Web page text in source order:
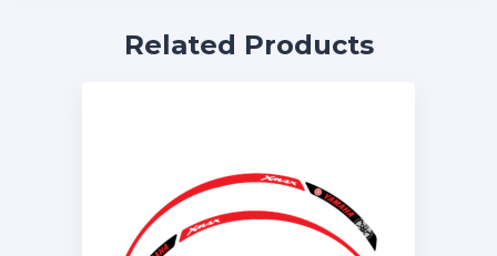
Related Products